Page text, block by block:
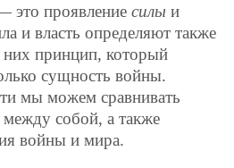
это проявление силы и
и власть определяют также
принцип, который
сущность войны.
мы можем сравнивать
собой, а также
войны и мира.